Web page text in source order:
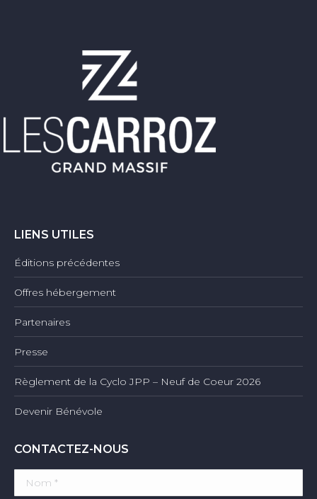
LIENS UTILES
Éditions précédentes
Offres hébergement
Partenaires
Presse
Règlement de la Cyclo JPP – Neuf de Coeur 2026
Devenir Bénévole
CONTACTEZ-NOUS